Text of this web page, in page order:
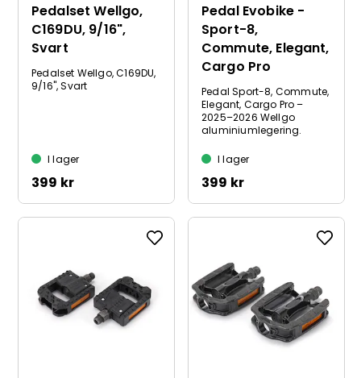
Pedalset Wellgo,
C169DU, 9/16",
Svart
Pedalset Wellgo, C169DU,
9/16", Svart
I lager
399 kr
Pedal Evobike -
Sport-8,
Commute, Elegant,
Cargo Pro
Pedal Sport-8, Commute,
Elegant, Cargo Pro –
2025–2026 Wellgo
aluminiumlegering.
I lager
399 kr